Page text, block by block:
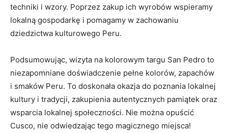
techniki i​ wzory. Poprzez zakup ich wyrobów wspieramy
lokalną gospodarkę i ‍pomagamy w zachowaniu
dziedzictwa kulturowego Peru.
Podsumowując, wizyta na⁣ kolorowym targu San ⁣Pedro to
niezapomniane doświadczenie ⁣pełne kolorów, zapachów
i ‍smaków Peru. To‍ doskonała okazja do poznania lokalnej
kultury ⁢i⁤ tradycji, zakupienia autentycznych pamiątek oraz
wsparcia lokalnej ​społeczności.⁤ Nie można opuścić
Cusco,‍ nie odwiedzając tego​ magicznego‌ miejsca!